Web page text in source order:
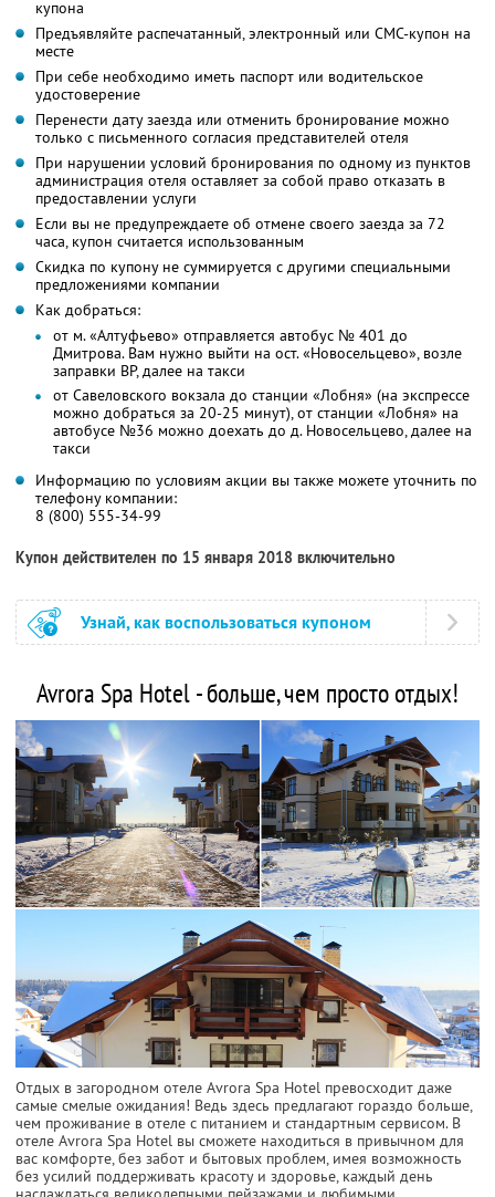
купона
Предъявляйте распечатанный, электронный или СМС-купон на
месте
При себе необходимо иметь паспорт или водительское
удостоверение
Перенести дату заезда или отменить бронирование можно
только с письменного согласия представителей отеля
При нарушении условий бронирования по одному из пунктов
администрация отеля оставляет за собой право отказать в
предоставлении услуги
Если вы не предупреждаете об отмене своего заезда за 72
часа, купон считается использованным
Скидка по купону не суммируется с другими специальными
предложениями компании
Как добраться:
от м. «Алтуфьево» отправляется автобус № 401 до
Дмитрова. Вам нужно выйти на ост. «Новосельцево», возле
заправки BP, далее на такси
от Савеловского вокзала до станции «Лобня» (на экспрессе
можно добраться за 20-25 минут), от станции «Лобня» на
автобусе №36 можно доехать до д. Новосельцево, далее на
такси
Информацию по условиям акции вы также можете уточнить по
телефону компании:
8 (800) 555-34-99
Купон действителен по 15 января 2018 включительно
Узнай, как воспользоваться купоном
Avrora Spa Hotel - больше, чем просто отдых!
Отдых в загородном отеле Avrora Spa Hotel превосходит даже
самые смелые ожидания! Ведь здесь предлагают гораздо больше,
чем проживание в отеле с питанием и стандартным сервисом. В
отеле Avrora Spa Hotel вы сможете находиться в привычном для
вас комфорте, без забот и бытовых проблем, имея возможность
без усилий поддерживать красоту и здоровье, каждый день